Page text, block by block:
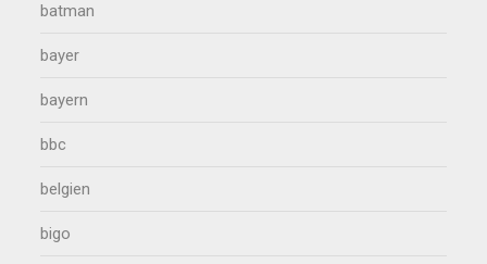
batman
bayer
bayern
bbc
belgien
bigo